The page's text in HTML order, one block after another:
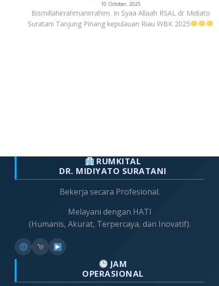
10 October, 2025
Bismillahirrahmanirrahim. In Syaa Allaah RSAL dr Midiato
Suratani Tanjung Pinang kepulauan Riau WBK 2025
RUMKITAL
DR. MIDIYATO SURATANI
Bekerja secara Profesional.
Melayani dengan HATI
(Humanis, Akurat, Terpercaya, dan Inovatif).
JAM
OPERASIONAL